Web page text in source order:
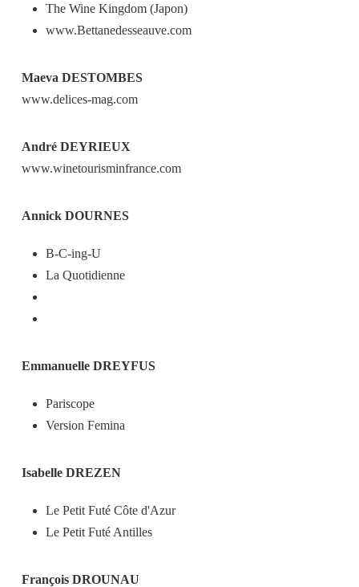
The Wine Kingdom (Japon)
www.Bettanedesseauve.com
Maeva DESTOMBES
www.delices-mag.com
André DEYRIEUX
www.winetourisminfrance.com
Annick DOURNES
B-C-ing-U
La Quotidienne
Emmanuelle DREYFUS
Pariscope
Version Femina
Isabelle DREZEN
Le Petit Futé Côte d'Azur
Le Petit Futé Antilles
François DROUNAU